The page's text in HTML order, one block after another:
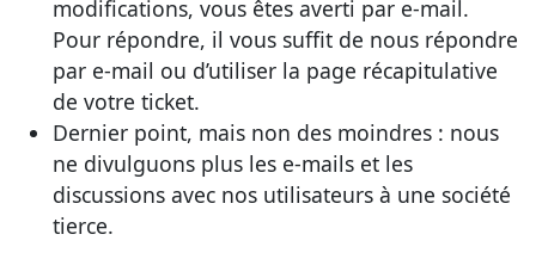
modifications, vous êtes averti par e-mail.
Pour répondre, il vous suffit de nous répondre
par e-mail ou d’utiliser la page récapitulative
de votre ticket.
Dernier point, mais non des moindres : nous
ne divulguons plus les e-mails et les
discussions avec nos utilisateurs à une société
tierce.